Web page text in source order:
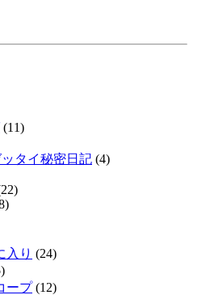
(11)
ッタイ秘密日記 (4)
入り (24)
ープ(12)